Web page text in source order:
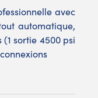
avec
automatique,
(1 sortie 4500 psi